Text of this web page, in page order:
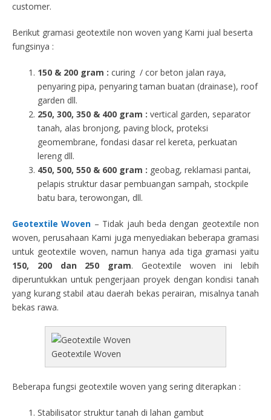
customer.
Berikut gramasi geotextile non woven yang Kami jual beserta
fungsinya :
150 & 200 gram : curing / cor beton jalan raya,
penyaring pipa, penyaring taman buatan (drainase), roof
garden dll.
250, 300, 350 & 400 gram : vertical garden, separator
tanah, alas bronjong, paving block, proteksi
geomembrane, fondasi dasar rel kereta, perkuatan
lereng dll.
450, 500, 550 & 600 gram : geobag, reklamasi pantai,
pelapis struktur dasar pembuangan sampah, stockpile
batu bara, terowongan, dll.
Geotextile Woven – Tidak jauh beda dengan geotextile non
woven, perusahaan Kami juga menyediakan beberapa gramasi
untuk geotextile woven, namun hanya ada tiga gramasi yaitu
150, 200 dan 250 gram. Geotextile woven ini lebih
diperuntukkan untuk pengerjaan proyek dengan kondisi tanah
yang kurang stabil atau daerah bekas perairan, misalnya tanah
bekas rawa.
Geotextile Woven
Beberapa fungsi geotextile woven yang sering diterapkan :
Stabilisator struktur tanah di lahan gambut